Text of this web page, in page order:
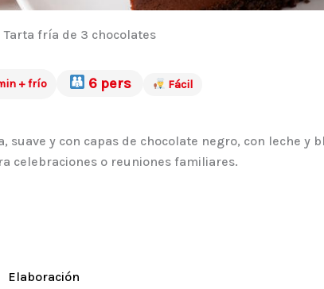
Tarta fría de 3 chocolates
+ frío 6 pers Fácil
y con capas de chocolate negro, con leche y
celebraciones o reuniones familiares.
Elaboración